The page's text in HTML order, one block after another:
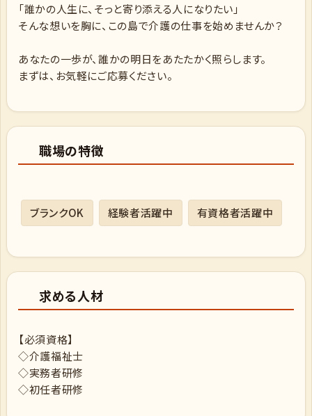
「誰かの人生に、そっと寄り添える人になりたい」
そんな想いを胸に、この島で介護の仕事を始めませんか？
あなたの一歩が、誰かの明日をあたたかく照らします。
まずは、お気軽にご応募ください。
職場の特徴
ブランクOK 経験者活躍中 有資格者活躍中
求める人材
【必須資格】
◇介護福祉士
◇実務者研修
◇初任者研修